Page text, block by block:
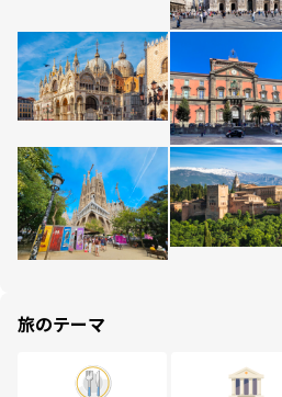
旅のテーマ